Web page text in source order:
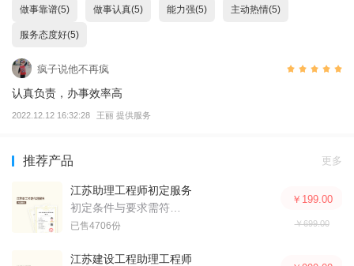
做事靠谱(5) 做事认真(5) 能力强(5) 主动热情(5)
服务态度好(5)
疯子说他不再疯
认真负责，办事效率高
2022.12.12 16:32:28 王丽 提供服务
推荐产品 更多
江苏助理工程师初定服务
已售4706份
￥199.00
￥699.00
江苏建设工程助理工程师评审服务